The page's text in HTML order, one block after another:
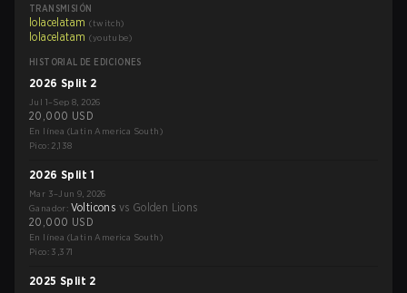
TRANSMISIÓN
lolacelatam (twitch)
lolacelatam (youtube)
HISTORIAL DE EDICIONES
2026 Split 2
Jul 1–Sep 8, 2026
20,000 USD
En línea (Latin America South)
Pico: 2,138
2026 Split 1
Mar 3–Jun 9, 2026
Ganador: Volticons vs Golden Lions
20,000 USD
En línea (Latin America South)
Pico: 3,371
2025 Split 2